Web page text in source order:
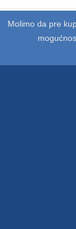
Molimo da pre